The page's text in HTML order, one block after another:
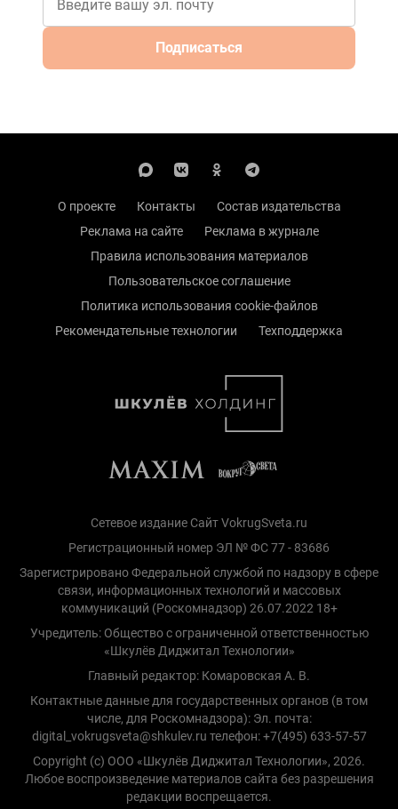
Подписаться
О проекте Контакты
Состав издательства
Реклама на сайте
Реклама в журнале
Правила использования материалов
Пользовательское соглашение
Политика использования cookie-файлов
Рекомендательные технологии
Техподдержка
Сетевое издание Сайт VokrugSveta.ru
Регистрационный номер ЭЛ № ФС 77 - 83686
Зарегистрировано Федеральной службой по надзору в сфере
связи, информационных технологий и массовых
коммуникаций (Роскомнадзор) 26.07.2022 18+
Учредитель: Общество с ограниченной ответственностью
«Шкулёв Диджитал Технологии»
Главный редактор: Комаровская А. В.
Контактные данные для государственных органов (в том
числе, для Роскомнадзора): Эл. почта:
digital_vokrugsveta@shkulev.ru телефон: +7(495) 633-57-57
Copyright (с) ООО «Шкулёв Диджитал Технологии», 2026.
Любое воспроизведение материалов сайта без разрешения
редакции воспрещается.